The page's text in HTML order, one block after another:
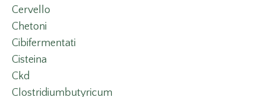
Cervello
Chetoni
Cibifermentati
Cisteina
Ckd
Clostridiumbutyricum